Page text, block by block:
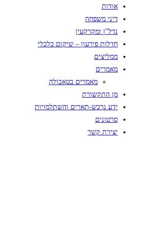
אודות
דיני משפחה
נדל"ן ומקרקעין
חדלות פירעון – שיקום כלכלי
ממליצים
מאמרים
מאמרים בטאבולה
מן התקשורת
ידע נרכש-תארים והשתלמויות
סרטונים
יצירת קשר